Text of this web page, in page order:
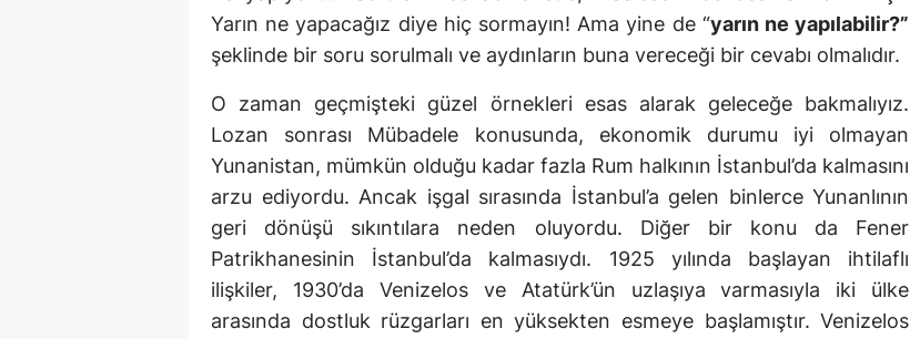
Yarın ne yapacağız diye hiç sormayın! Ama yine de “yarın ne yapılabilir?”
şeklinde bir soru sorulmalı ve aydınların buna vereceği bir cevabı olmalıdır.
O zaman geçmişteki güzel örnekleri esas alarak geleceğe bakmalıyız.
Lozan sonrası Mübadele konusunda, ekonomik durumu iyi olmayan
Yunanistan, mümkün olduğu kadar fazla Rum halkının İstanbul’da kalmasını
arzu ediyordu. Ancak işgal sırasında İstanbul’a gelen binlerce Yunanlının
geri dönüşü sıkıntılara neden oluyordu. Diğer bir konu da Fener
Patrikhanesinin İstanbul’da kalmasıydı. 1925 yılında başlayan ihtilaflı
ilişkiler, 1930’da Venizelos ve Atatürk’ün uzlaşıya varmasıyla iki ülke
arasında dostluk rüzgarları en yüksekten esmeye başlamıştır. Venizelos